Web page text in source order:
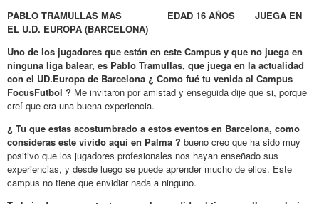
PABLO TRAMULLAS MAS EDAD 16 AÑOS JUEGA EN
EL U.D. EUROPA (BARCELONA)
Uno de los jugadores que están en este Campus y que no juega en
ninguna liga balear, es Pablo Tramullas, que juega en la actualidad
con el UD.Europa de Barcelona ¿ Como fué tu venida al Campus
FocusFutbol ? Me invitaron por amistad y enseguida dije que si, porque
creí que era una buena experiencia.
¿ Tu que estas acostumbrado a estos eventos en Barcelona, como
consideras este vivido aquí en Palma ? bueno creo que ha sido muy
positivo que los jugadores profesionales nos hayan enseñado sus
experiencias, y desde luego se puede aprender mucho de ellos. Este
campus no tiene que envidiar nada a ninguno.